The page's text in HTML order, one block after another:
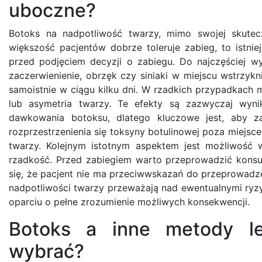
uboczne?
Botoks na nadpotliwość twarzy, mimo swojej
większość pacjentów dobrze toleruje zabieg, to
przed podjęciem decyzji o zabiegu. Do najczęściej
zaczerwienienie, obrzęk czy siniaki w miejscu
samoistnie w ciągu kilku dni. W rzadkich
lub asymetria twarzy. Te efekty są zazwyczaj
dawkowania botoksu, dlatego kluczowe jest, aby
rozprzestrzenienia się toksyny botulinowej poza
twarzy. Kolejnym istotnym aspektem jest możliwość
rzadkość. Przed zabiegiem warto przeprowadzić
się, że pacjent nie ma przeciwwskazań do
nadpotliwości twarzy przeważają nad ewentualnymi
oparciu o pełne zrozumienie możliwych konsekwencji.
Botoks a inne metody
wybrać?